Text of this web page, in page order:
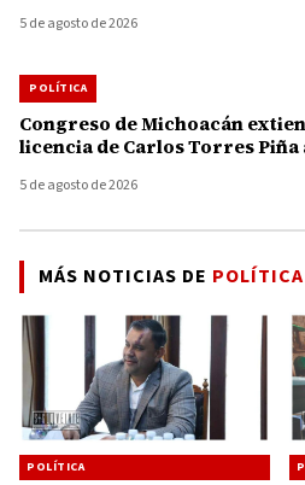
5 de agosto de 2026
POLÍTICA
Congreso de Michoacán
licencia de Carlos Torres Piña
5 de agosto de 2026
MÁS NOTICIAS DE POLÍTICA
POLÍTICA